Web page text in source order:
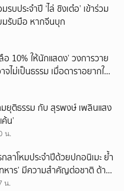
บประจำปี ‘ไล่ ชิงเต๋อ’ เข้าร่วม
มรับมือ หากจีนบุก
อ 10% ให้นักแสดง’ วงการวาย
จไม่เป็นธรรม เมื่อดาราอยากให้มี
ยุติธรรม กับ สุรพงษ์ เพลินแสง
น’
น.
าโหมประจำปีด้วยปกอนิเมะ ย้ำ
หาร’ มีความสำคัญต่อชาติ ด้าน
อยประวัติศาสตร์
น.